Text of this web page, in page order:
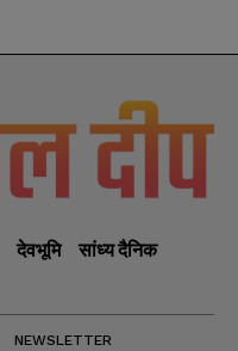
देवभूमि
सांध्य दैनिक
NEWSLETTER